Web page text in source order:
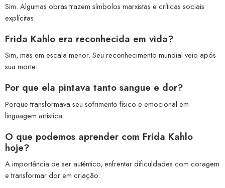
Sim. Algumas obras trazem símbolos marxistas e críticas sociais
explícitas.
Frida Kahlo era reconhecida em vida?
Sim, mas em escala menor. Seu reconhecimento mundial veio após
sua morte.
Por que ela pintava tanto sangue e dor?
Porque transformava seu sofrimento físico e emocional em
linguagem artística.
O que podemos aprender com Frida Kahlo
hoje?
A importância de ser autêntico, enfrentar dificuldades com coragem
e transformar dor em criação.